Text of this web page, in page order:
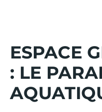
ESPACE
: LE